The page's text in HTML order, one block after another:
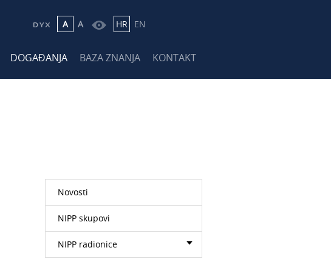
A A HR EN
DOGAĐANJA BAZA ZNANJA KONTAKT
Novosti
NIPP skupovi
NIPP radionice